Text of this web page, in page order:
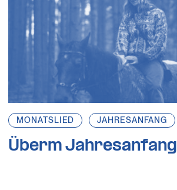
MONATSLIED JAHRESANFANG
Überm Jahresanfang